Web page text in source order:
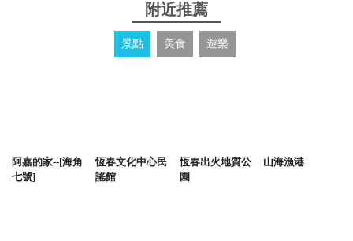
附近推薦
景點 美食 遊樂
阿嘉的家--[海角
七號]
恆春文化中心民
謠館
恆春出火地質公
園
山海漁港